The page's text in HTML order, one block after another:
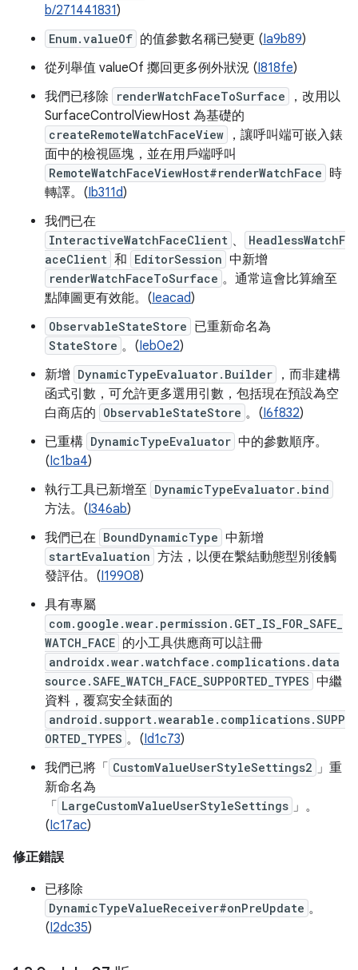
b/271441831)
Enum.valueOf 的值參數名稱已變更 (Ia9b89)
從列舉值 valueOf 擲回更多例外狀況 (I818fe)
我們已移除
renderWatchFaceToSurface
，改用以
SurfaceControlViewHost 為基礎的
createRemoteWatchFaceView
，讓呼叫端可嵌入錶
面中的檢視區塊，並在用戶端呼叫
RemoteWatchFaceViewHost#renderWatchFace 時
轉譯。(Ib311d)
我們已在
InteractiveWatchFaceClient 、
HeadlessWatchF
aceClient 和 EditorSession 中新增
renderWatchFaceToSurface 。通常這會比算繪至
點陣圖更有效能。(Ieacad)
ObservableStateStore 已重新命名為
StateStore 。(Ieb0e2)
新增 DynamicTypeEvaluator.Builder
，而非建構
函式引數，可允許更多選用引數，包括現在預設為空
白商店的 ObservableStateStore 。(I6f832)
已重構 DynamicTypeEvaluator 中的參數順序。
(Ic1ba4)
執行工具已新增至 DynamicTypeEvaluator.bind
方法。(I346ab)
我們已在 BoundDynamicType 中新增
startEvaluation 方法，以便在繫結動態型別後觸
發評估。(I19908)
具有專屬
com.google.wear.permission.GET_IS_FOR_SAFE_
WATCH_FACE 的小工具供應商可以註冊
androidx.wear.watchface.complications.data
source.SAFE_WATCH_FACE_SUPPORTED_TYPES 中繼
資料，覆寫安全錶面的
android.support.wearable.complications.SUPP
ORTED_TYPES 。(Id1c73)
我們已將「
CustomValueUserStyleSettings2 」重
新命名為
「
LargeCustomValueUserStyleSettings 」。
(Ic17ac)
修正錯誤
已移除
DynamicTypeValueReceiver#onPreUpdate 。
(I2dc35)